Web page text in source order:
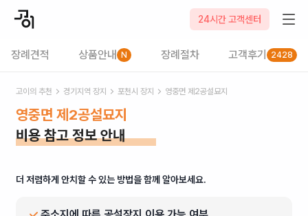
24시간 고객센터
장례견적 상품안내 N 장례절차 고객후기 2428
고이의 추천 경기 지역 장지 포천시 장지 영중면 제2공설묘지
영중면 제2공설묘지
비용 참고 정보 안내
더 저렴하게 안치할 수 있는 방법을 함께 알아보세요.